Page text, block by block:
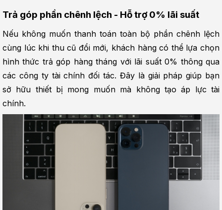
Trả góp phần chênh lệch - Hỗ trợ 0% lãi suất
Nếu không muốn thanh toán toàn bộ phần chênh lệch
cùng lúc khi thu cũ đổi mới, khách hàng có thể lựa chọn
hình thức trả góp hàng tháng với lãi suất 0% thông qua
các công ty tài chính đối tác. Đây là giải pháp giúp bạn
sở hữu thiết bị mong muốn mà không tạo áp lực tài
chính.